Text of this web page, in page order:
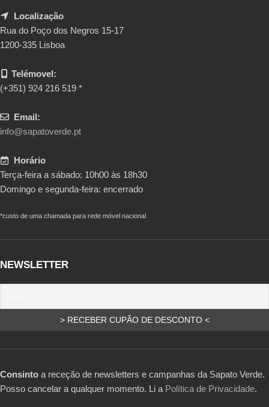
Localização
Rua do Poço dos Negros 15-17
1200-335 Lisboa
Telémovel:
(+351) 924 216 519 *
Email:
info@sapatoverde.pt
Horário
Terça-feira a sábado: 10h00 às 18h30
Domingo e segunda-feira: encerrado
*custo de uma chamada para rede móvel nacional
NEWSLETTER
Consinto a receção de newsletters e campanhas da Sapato Verde.
Posso cancelar a qualquer momento. Li a Política de Privacidade.